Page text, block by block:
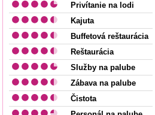
Privítanie na lodi
Kajuta
Buffetová reštaurácia
Reštaurácia
Služby na palube
Zábava na palube
Čistota